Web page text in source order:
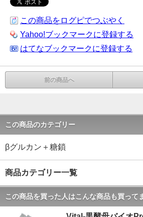
この商品をログピでつぶやく
Yahoo!ブックマークに登録する
はてなブックマークに登録する
前の商品へ
この商品のカテゴリー
βグルカン＋糖鎖
商品カテゴリー一覧
この商品を買った人はこんな商品も買って